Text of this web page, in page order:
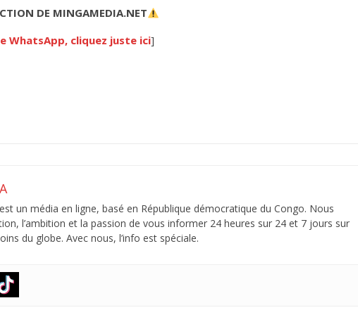
DE MINGAMEDIA.NET
WhatsApp, cliquez juste ici]
un média en ligne, basé en République démocratique du Congo. Nous
l’ambition et la passion de vous informer 24 heures sur 24 et 7 jours sur
du globe. Avec nous, l’info est spéciale.